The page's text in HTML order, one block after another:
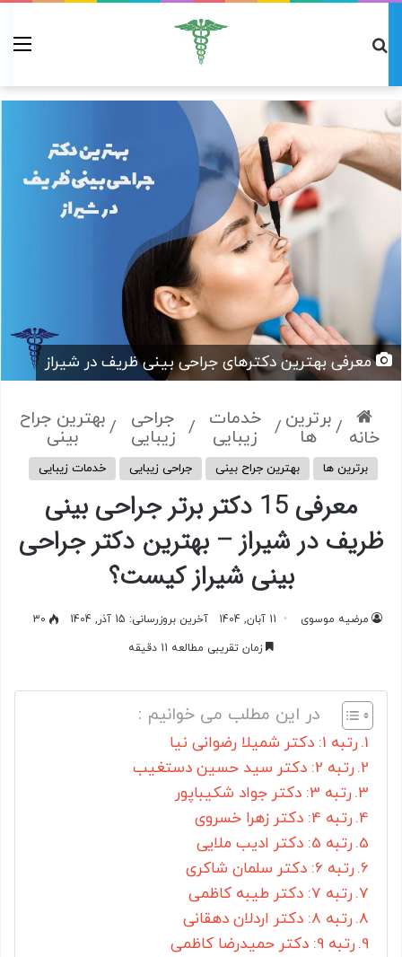
معرفی بهترین دکترهای جراحی بینی ظریف در شیراز
خانه /برترین
ها / خدمات
زیبایی / جراحی
زیبایی /بهترین جراح
بینی
برترین ها بهترین جراح بینی جراحی زیبایی خدمات زیبایی
معرفی 15 دکتر برتر جراحی بینی
ظریف در شیراز – بهترین دکتر جراحی
بینی شیراز کیست؟
مرضیه موسوی 11 آبان, 1404 آخرین بروزرسانی: 15 آذر, 1404
30
زمان تقریبی مطالعه 11 دقیقه
در این مطلب می خوانیم :
رتبه 1: دکتر شمیلا رضوانی نیا
رتبه 2: دکتر سید حسین دستغیب
رتبه 3: دکتر جواد شکیباپور
رتبه 4: دکتر زهرا خسروی
رتبه 5: دکتر ادیب ملایی
رتبه 6: دکتر سلمان شاکری
رتبه 7: دکتر طیبه کاظمی
رتبه 8: دکتر اردلان دهقانی
رتبه 9: دکتر حمیدرضا کاظمی